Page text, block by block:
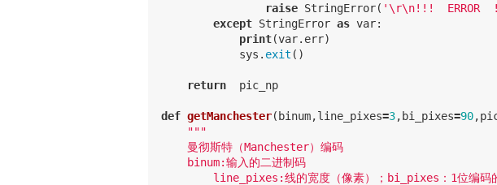
raise StringError( '\r\n!!!  ERROR
except StringError as var:
print(var. err)
sys . exit ()
return pic_np
def getManchester( binum,line_pixes=3, bi_pixes=90,
"""
    曼彻斯特（Manchester）编码
    binum:输入的二进制码